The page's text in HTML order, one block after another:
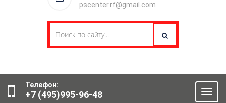
pscenter.rf@gmail.com
Телефон:
+7 (495)995-96-48